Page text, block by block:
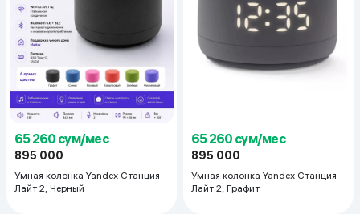
65 260 сум/мес
895 000
Умная колонка Yandex Станция
Лайт 2, Черный
65 260 сум/мес
895 000
Умная колонка Yandex Станция
Лайт 2, Графит